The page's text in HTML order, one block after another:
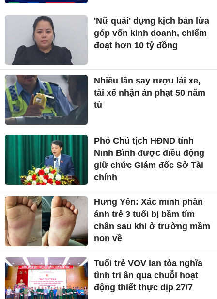
'Nữ quái' dựng kịch bản lừa
góp vốn kinh doanh, chiếm
đoạt hơn 10 tỷ đồng
Nhiều lần say rượu lái xe,
tài xế nhận án phạt 50 năm
tù
Phó Chủ tịch HĐND tỉnh
Ninh Bình được điều động
giữ chức Giám đốc Sở Tài
chính
Hưng Yên: Xác minh phản
ánh trẻ 3 tuổi bị bầm tím
chân sau khi ở trường mầm
non về
Tuổi trẻ VOV lan tỏa nghĩa
tình tri ân qua chuỗi hoạt
động thiết thực dịp 27/7